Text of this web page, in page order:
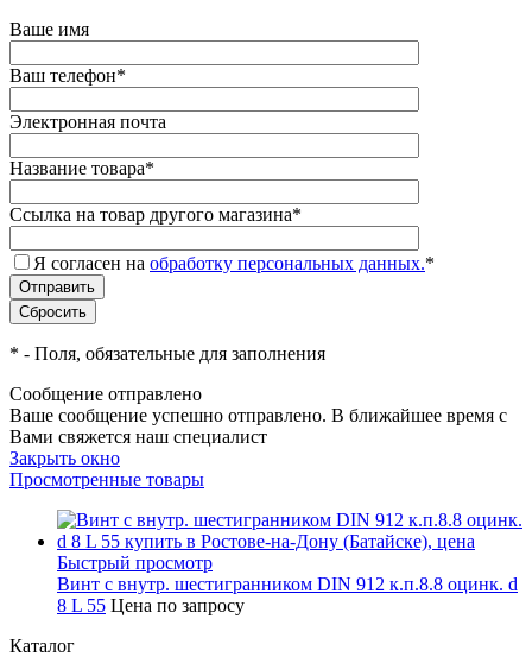
Ваше имя
Ваш телефон*
Электронная почта
Название товара*
Ссылка на товар другого магазина*
Я согласен на обработку персональных данных.*
* - Поля, обязательные для заполнения
Сообщение отправлено
Ваше сообщение успешно отправлено. В ближайшее время с
Вами свяжется наш специалист
Закрыть окно
Просмотренные товары
Быстрый просмотр
Винт с внутр. шестигранником DIN 912 к.п.8.8 оцинк. d
8 L 55 Цена по запросу
Каталог